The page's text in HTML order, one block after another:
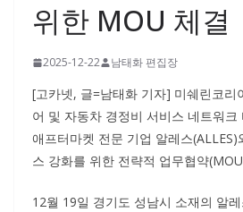
위한 MOU 체결
2025-12-22 남태화 편집장
[고카넷, 글=남태화 기자] 미쉐린코리
어 및 자동차 경정비 서비스 네트워
애프터마켓 전문 기업 알레스
스 강화를 위한 전략적 업무협약
12월 19일 경기도 성남시 소재의 알